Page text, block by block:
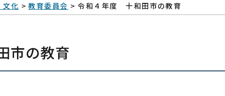
文化 >教育委員会 > 令和４年度 十和田市の教育
市の教育